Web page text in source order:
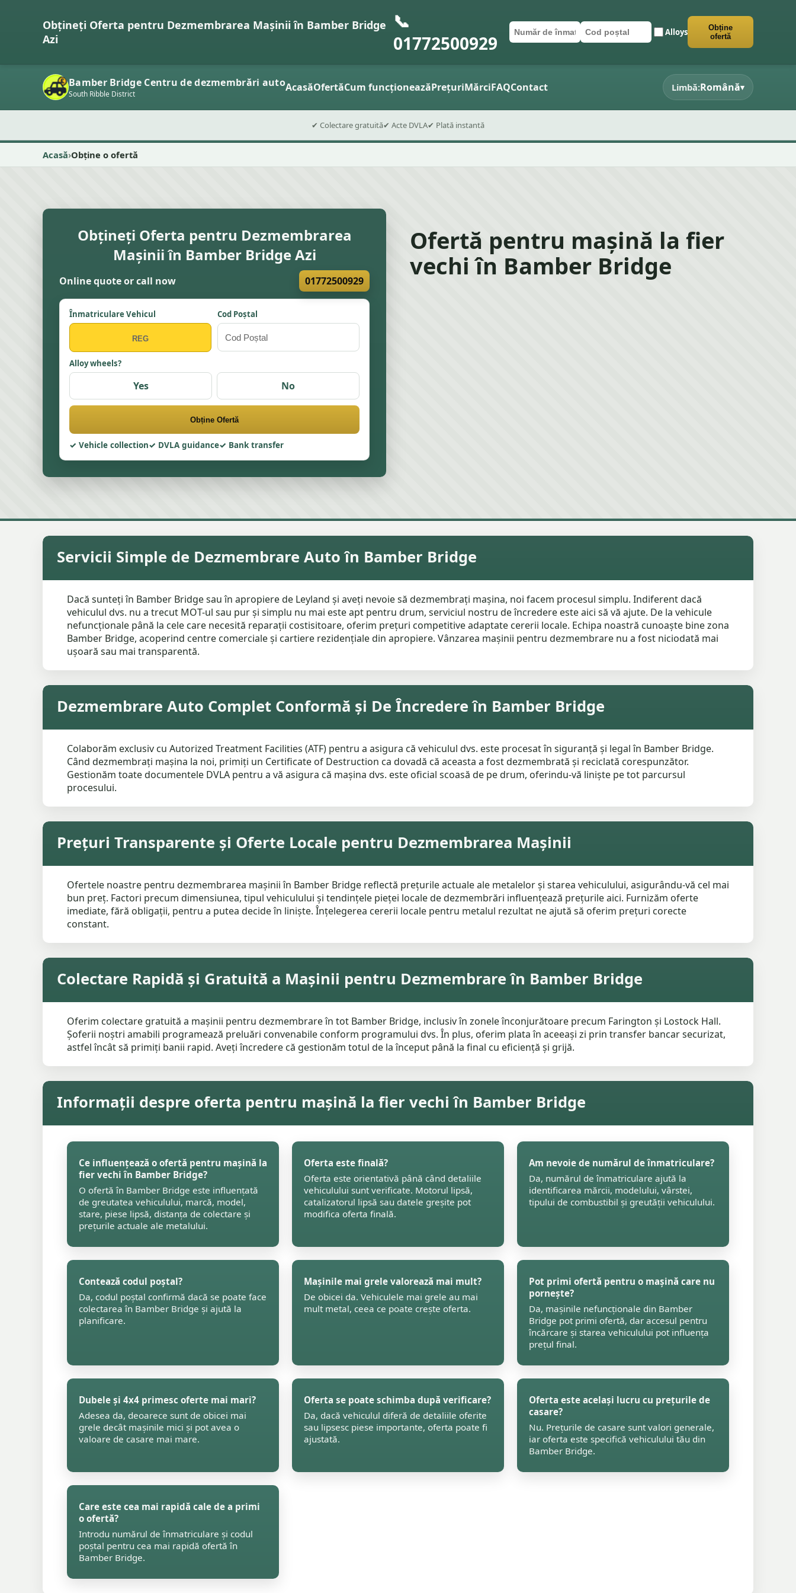
Obțineți Oferta pentru Dezmembrarea Mașinii în Bamber Bridge
Azi
📞
01772500929
Număr de înmatriculare
Cod poștal Alloys
Trimite formularul
Obține
ofertă
Bamber Bridge Centru de dezmembrări auto
South Ribble District AcasăOfertăCum funcționeazăPrețuriMărciFAQContact Limbă:Română▾
✔ Colectare gratuită✔ Acte DVLA✔ Plată instantă
Acasă Obține o ofertă
Obțineți Oferta pentru Dezmembrarea
Mașinii în Bamber Bridge Azi
Online quote or call now 01772500929
Înmatriculare Vehicul Cod Poștal
Alloy wheels?
Yes No
Obține Ofertă
Vehicle collection DVLA guidance Bank transfer
Ofertă pentru mașină la fier
vechi în Bamber Bridge
Servicii Simple de Dezmembrare Auto în Bamber Bridge
Dacă sunteți în Bamber Bridge sau în apropiere de Leyland și aveți nevoie să dezmembrați mașina, noi facem procesul simplu. Indiferent dacă
vehiculul dvs. nu a trecut MOT-ul sau pur și simplu nu mai este apt pentru drum, serviciul nostru de încredere este aici să vă ajute. De la vehicule
nefuncționale până la cele care necesită reparații costisitoare, oferim prețuri competitive adaptate cererii locale. Echipa noastră cunoaște bine zona
Bamber Bridge, acoperind centre comerciale și cartiere rezidențiale din apropiere. Vânzarea mașinii pentru dezmembrare nu a fost niciodată mai
ușoară sau mai transparentă.
Dezmembrare Auto Complet Conformă și De Încredere în Bamber Bridge
Colaborăm exclusiv cu Autorized Treatment Facilities (ATF) pentru a asigura că vehiculul dvs. este procesat în siguranță și legal în Bamber Bridge.
Când dezmembrați mașina la noi, primiți un Certificate of Destruction ca dovadă că aceasta a fost dezmembrată și reciclată corespunzător.
Gestionăm toate documentele DVLA pentru a vă asigura că mașina dvs. este oficial scoasă de pe drum, oferindu-vă liniște pe tot parcursul
procesului.
Prețuri Transparente și Oferte Locale pentru Dezmembrarea Mașinii
Ofertele noastre pentru dezmembrarea mașinii în Bamber Bridge reflectă prețurile actuale ale metalelor și starea vehiculului, asigurându-vă cel mai
bun preț. Factori precum dimensiunea, tipul vehiculului și tendințele pieței locale de dezmembrări influențează prețurile aici. Furnizăm oferte
imediate, fără obligații, pentru a putea decide în liniște. Înțelegerea cererii locale pentru metalul rezultat ne ajută să oferim prețuri corecte
constant.
Colectare Rapidă și Gratuită a Mașinii pentru Dezmembrare în Bamber Bridge
Oferim colectare gratuită a mașinii pentru dezmembrare în tot Bamber Bridge, inclusiv în zonele înconjurătoare precum Farington și Lostock Hall.
Șoferii noștri amabili programează preluări convenabile conform programului dvs. În plus, oferim plata în aceeași zi prin transfer bancar securizat,
astfel încât să primiți banii rapid. Aveți încredere că gestionăm totul de la început până la final cu eficiență și grijă.
Informații despre oferta pentru mașină la fier vechi în Bamber Bridge
Ce influențează o ofertă pentru mașină la
fier vechi în Bamber Bridge?
O ofertă în Bamber Bridge este influențată
de greutatea vehiculului, marcă, model,
stare, piese lipsă, distanța de colectare și
prețurile actuale ale metalului.
Oferta este finală?
Oferta este orientativă până când detaliile
vehiculului sunt verificate. Motorul lipsă,
catalizatorul lipsă sau datele greșite pot
modifica oferta finală.
Am nevoie de numărul de înmatriculare?
Da, numărul de înmatriculare ajută la
identificarea mărcii, modelului, vârstei,
tipului de combustibil și greutății vehiculului.
Contează codul poștal?
Da, codul poștal confirmă dacă se poate face
colectarea în Bamber Bridge și ajută la
planificare.
Mașinile mai grele valorează mai mult?
De obicei da. Vehiculele mai grele au mai
mult metal, ceea ce poate crește oferta.
Pot primi ofertă pentru o mașină care nu
pornește?
Da, mașinile nefuncționale din Bamber
Bridge pot primi ofertă, dar accesul pentru
încărcare și starea vehiculului pot influența
prețul final.
Dubele și 4x4 primesc oferte mai mari?
Adesea da, deoarece sunt de obicei mai
grele decât mașinile mici și pot avea o
valoare de casare mai mare.
Oferta se poate schimba după verificare?
Da, dacă vehiculul diferă de detaliile oferite
sau lipsesc piese importante, oferta poate fi
ajustată.
Oferta este același lucru cu prețurile de
casare?
Nu. Prețurile de casare sunt valori generale,
iar oferta este specifică vehiculului tău din
Bamber Bridge.
Care este cea mai rapidă cale de a primi
o ofertă?
Introdu numărul de înmatriculare și codul
poștal pentru cea mai rapidă ofertă în
Bamber Bridge.